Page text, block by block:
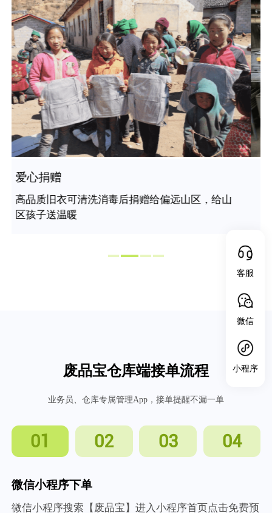
再生加工
无法捐赠的衣物、棉布纤维化处理；塑料、金
属、纸箱等再回收给专业处理工厂
废品宝仓库端接单流程
业务员、仓库专属管理App，接单提醒不漏一单
01 02 03 04
微信小程序下单
微信小程序搜索【废品宝】进入小程序首页点击免费预
客服
微信
小程序